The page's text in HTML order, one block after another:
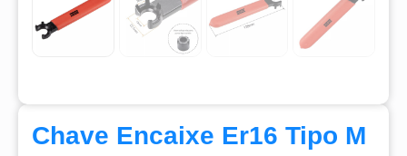
Chave Encaixe Er16 Tipo M